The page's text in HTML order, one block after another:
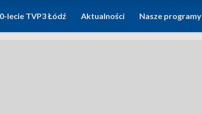
lecie TVP3 Łódź Aktualności Nasze programy